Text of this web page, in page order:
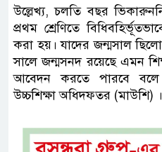
উল্লেখ্য, চলতি বছর
প্রথম শ্রেণিতে
করা হয়। যাদের জন্মসাল
সালে জন্মসনদ রয়েছে এমন
আবেদন করতে পারবে
উচ্চশিক্ষা অধিদফতর (মাউশি) ।